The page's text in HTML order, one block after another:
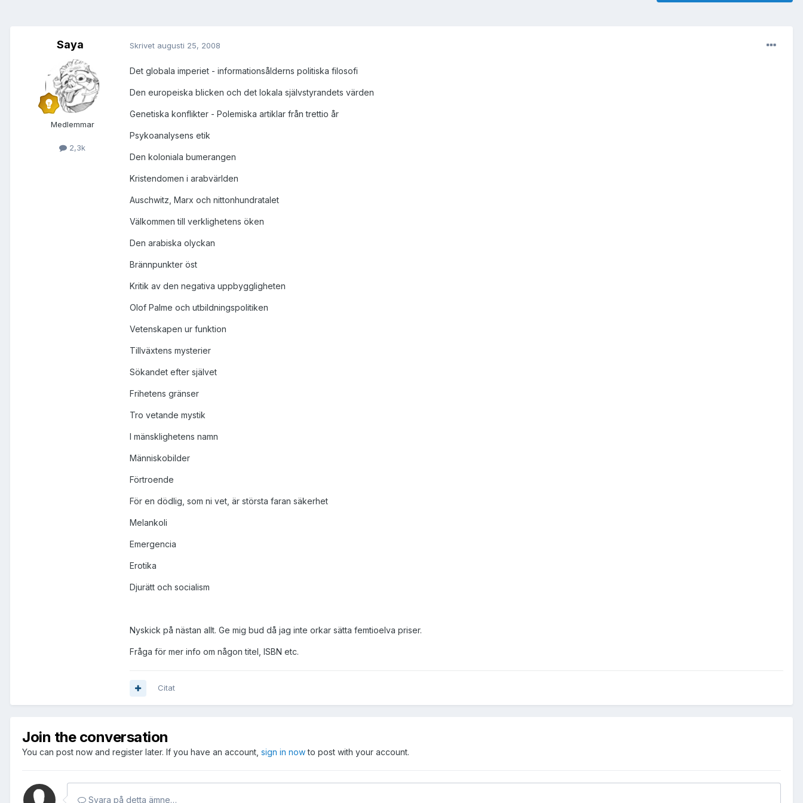
Saya
Medlemmar
2,3k
Skrivet augusti 25, 2008
Det globala imperiet - informationsålderns politiska filosofi
Den europeiska blicken och det lokala självstyrandets värden
Genetiska konflikter - Polemiska artiklar från trettio år
Psykoanalysens etik
Den koloniala bumerangen
Kristendomen i arabvärlden
Auschwitz, Marx och nittonhundratalet
Välkommen till verklighetens öken
Den arabiska olyckan
Brännpunkter öst
Kritik av den negativa uppbyggligheten
Olof Palme och utbildningspolitiken
Vetenskapen ur funktion
Tillväxtens mysterier
Sökandet efter självet
Frihetens gränser
Tro vetande mystik
I mänsklighetens namn
Människobilder
Förtroende
För en dödlig, som ni vet, är största faran säkerhet
Melankoli
Emergencia
Erotika
Djurätt och socialism
Nyskick på nästan allt. Ge mig bud då jag inte orkar sätta femtioelva priser.
Fråga för mer info om någon titel, ISBN etc.
Citat
Join the conversation
You can post now and register later. If you have an account, sign in nowto post with your account.
Svara på detta ämne…